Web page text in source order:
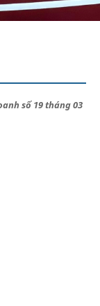
số 19 tháng 03